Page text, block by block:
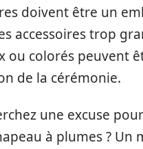
doivent être un
accessoires trop
ou colorés peuvent
de la cérémonie.
une excuse
à plumes ? Un